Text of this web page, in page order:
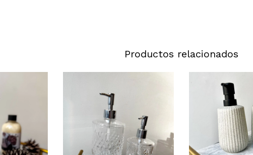
Productos relacionados